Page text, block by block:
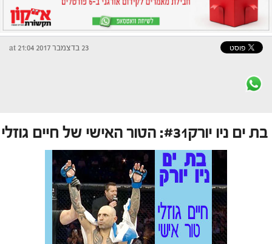
23 בדצמבר 2017 at 21:04
בת ים ניו יורק#31: הטור האישי של חיים גוזלי